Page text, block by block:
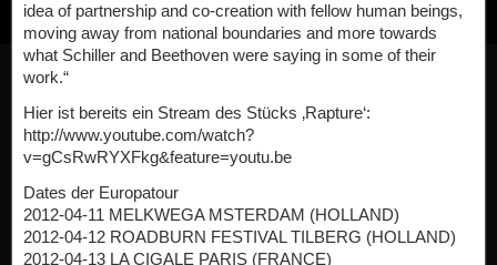
idea of partnership and co-creation with fellow human beings,
moving away from national boundaries and more towards
what Schiller and Beethoven were saying in some of their
work.“
Hier ist bereits ein Stream des Stücks ‚Rapture‘:
http://www.youtube.com/watch?
v=gCsRwRYXFkg&feature=youtu.be
Dates der Europatour
2012-04-11 MELKWEGA MSTERDAM (HOLLAND)
2012-04-12 ROADBURN FESTIVAL TILBERG (HOLLAND)
2012-04-13 LA CIGALE PARIS (FRANCE)